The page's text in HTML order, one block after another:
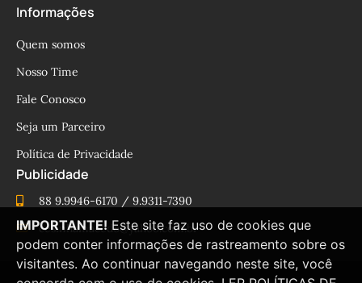
Informações
Quem somos
Nosso Time
Fale Conosco
Seja um Parceiro
Política de Privacidade
Publicidade
88 9.9946-6170 / 9.9311-7390
cesinhamacedo@yahoo.com.br
IMPORTANTE! Este site faz uso de cookies que
podem conter informações de rastreamento sobre os
visitantes. Ao continuar navegando neste site, você